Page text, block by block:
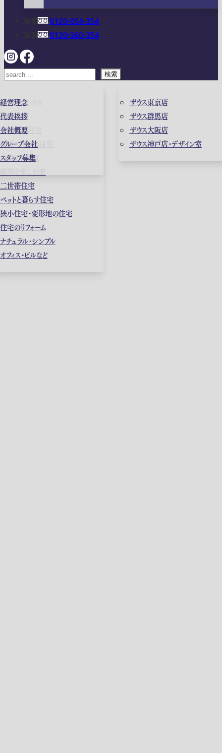
ガレージハウス
高級住宅
店舗併用住宅
和風モダンの住宅
中庭のある家
二世帯住宅
ペットと暮らす住宅
狭小住宅・変形地の住宅
住宅のリフォーム
ナチュラル・シンプル
オフィス・ビルなど
経営理念
代表挨拶
会社概要
グループ会社
スタッフ募集
ザウス東京店
ザウス群馬店
ザウス大阪店
ザウス神戸店・デザイン室
0120-054-354
0120-360-354
検索